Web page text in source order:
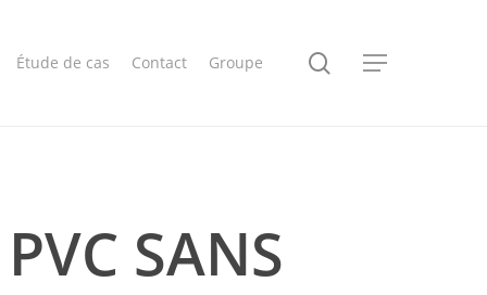
Étude de cas Contact Groupe search
Menu
SANS